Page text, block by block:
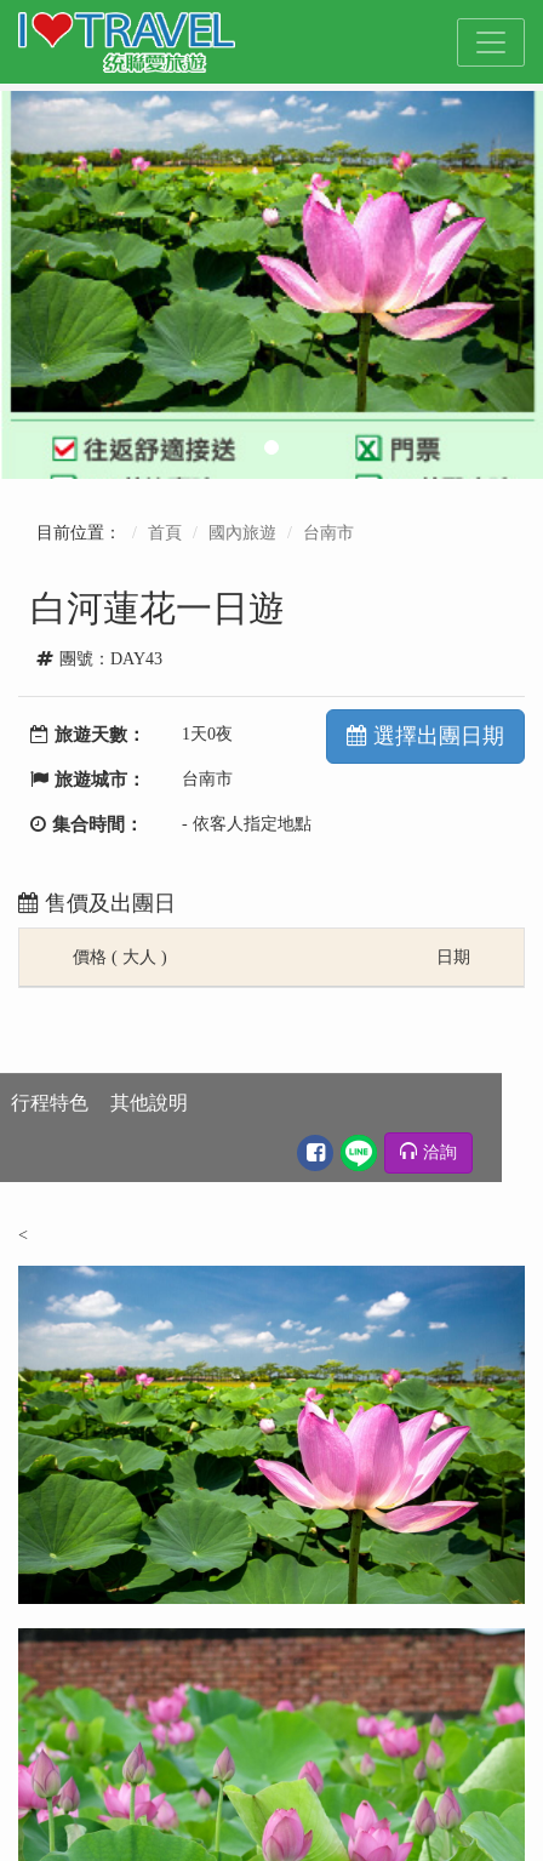
目前位置： 首頁 國內旅遊 台南市
白河蓮花一日遊
團號：DAY43
旅遊天數： 1天0夜 選擇出團日期
旅遊城市： 台南市
集合時間： - 依客人指定地點
售價及出團日
價格 ( 大人 ) 日期
行程特色 其他說明
洽詢
<